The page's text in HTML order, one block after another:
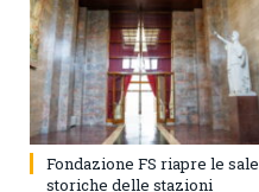
Fondazione FS riapre le sale
storiche delle stazioni